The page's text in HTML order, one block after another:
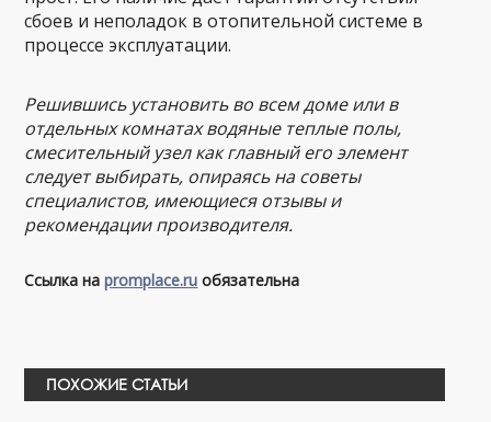
сбоев и неполадок в отопительной системе в
процессе эксплуатации.
Решившись установить во всем доме или в
отдельных комнатах водяные теплые полы,
смесительный узел как главный его элемент
следует выбирать, опираясь на советы
специалистов, имеющиеся отзывы и
рекомендации производителя.
Ссылка наpromplace.ru обязательна
ПОХОЖИЕ СТАТЬИ